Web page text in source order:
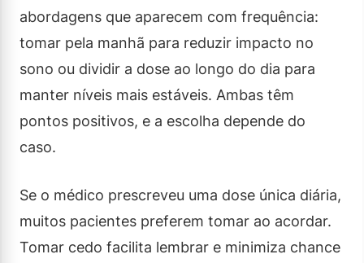
abordagens que aparecem com frequência:
tomar pela manhã para reduzir impacto no
sono ou dividir a dose ao longo do dia para
manter níveis mais estáveis. Ambas têm
pontos positivos, e a escolha depende do
caso.
Se o médico prescreveu uma dose única diária,
muitos pacientes preferem tomar ao acordar.
Tomar cedo facilita lembrar e minimiza chance